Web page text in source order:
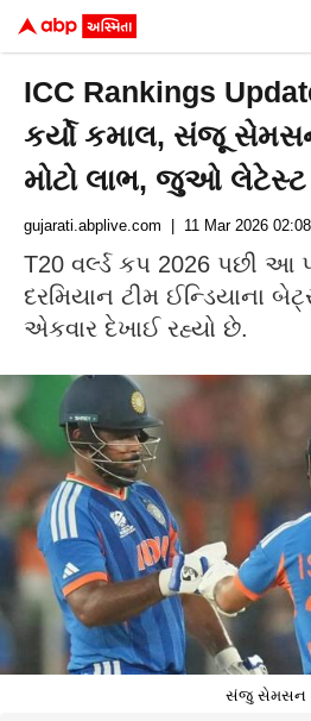
ICC Rankings
કર્યો કમાલ, સંજૂ
મોટો લાભ, જુઓ લેટેસ્ટ
gujarati.abplive.com | 11 Mar 2026
T20 વર્લ્ડ કપ 2026 પછી
દરમિયાન ટીમ ઈન્ડિયાના
એકવાર દેખાઈ રહ્યો છે.
સંજુ સેમસન